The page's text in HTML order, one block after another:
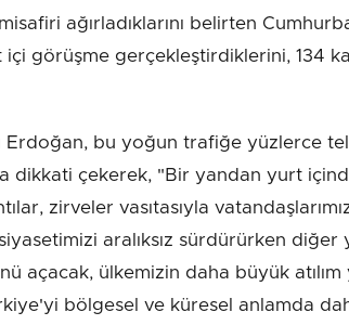
ağırladıklarını belirten
içi görüşme gerçekleştirdiklerini, 134
Erdoğan, bu yoğun trafiğe yüzlerce
dikkati çekerek, "Bir yandan yurt
zirveler vasıtasıyla
aralıksız sürdürürken diğer
açacak, ülkemizin daha büyük atılım
bölgesel ve küresel anlamda